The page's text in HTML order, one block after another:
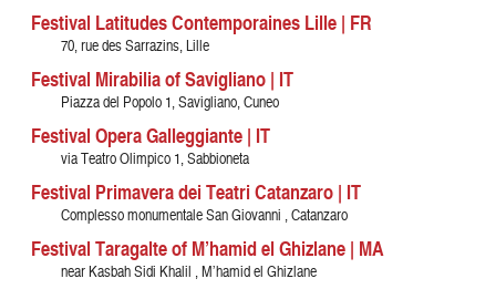
Festival Latitudes Contemporaines Lille | FR
70, rue des Sarrazins, Lille
Festival Mirabilia of Savigliano | IT
Piazza del Popolo 1, Savigliano, Cuneo
Festival Opera Galleggiante | IT
via Teatro Olimpico 1, Sabbioneta
Festival Primavera dei Teatri Catanzaro | IT
Complesso monumentale San Giovanni , Catanzaro
Festival Taragalte of M’hamid el Ghizlane | MA
near Kasbah Sidi Khalil , M’hamid el Ghizlane